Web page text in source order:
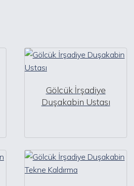
Gölcük İrşadiye
Duşakabin Ustası